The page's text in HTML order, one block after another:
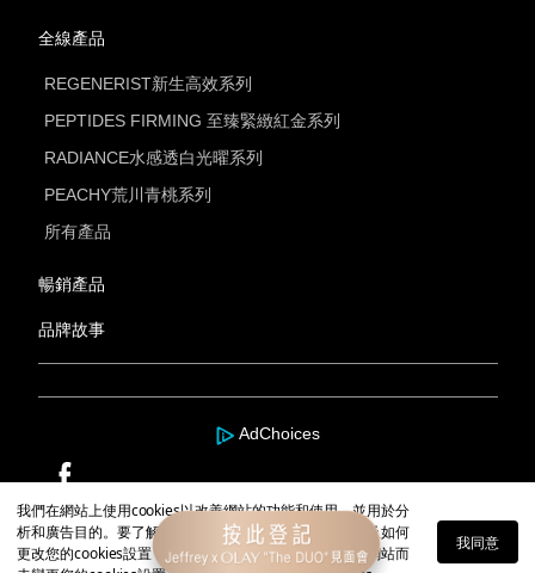
全線產品
REGENERIST新生高效系列
PEPTIDES FIRMING 至臻緊緻紅金系列
RADIANCE水感透白光曜系列
PEACHY荒川青桃系列
所有產品
暢銷產品
品牌故事
AdChoices
版權 2026, Olay 隱私權 條款和協議
我們在網站上使用cookies以改善網站的功能和使用，並用於分
析和廣告目的。要了解更多關於我們如何使用cookies以及如何
更改您的cookies設置，
請點擊這裏 。如果您繼續使用本網站而
我同意